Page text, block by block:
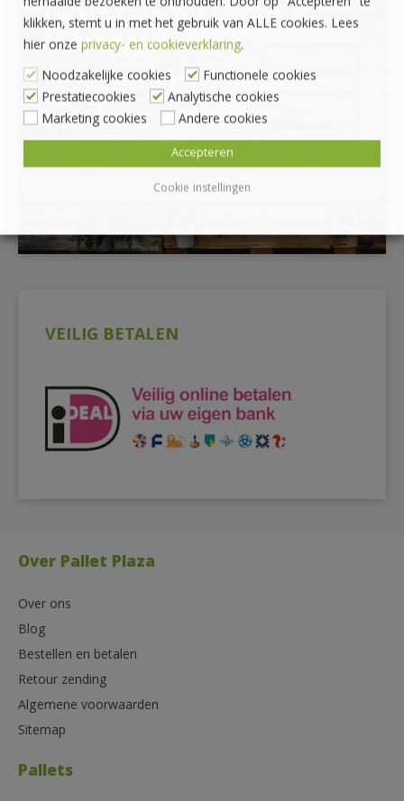
UW KUNT OOK ZELF OPHALEN BIJ
PALLET PLAZA
*Afhalen alleen mogelijk na bestellen via onze
webshop
VEILIG BETALEN
Over Pallet Plaza
Over ons
Blog
Bestellen en betalen
Retour zending
Algemene voorwaarden
Sitemap
Pallets
klikken, stemt u in met het gebruik van ALLE cookies. Lees
hier onze privacy- en cookieverklaring.
Noodzakelijke cookies
Functionele cookies
Prestatiecookies
Analytische cookies
Marketing cookies
Andere cookies
Cookie instellingen
Accepteren